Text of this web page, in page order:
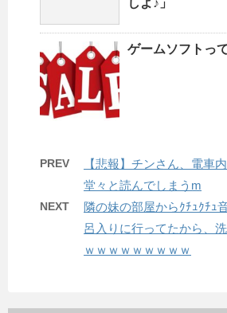
ゲームソフトっ
PREV
【悲報】チンさん、電車
堂々と読んでしまうm
NEXT
隣の妹の部屋からｸﾁｭｸﾁｭ
呂入りに行ってたから、
ｗｗｗｗｗｗｗｗｗ